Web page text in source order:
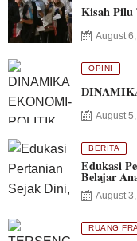
Kisah Pilu
August
OPINI
August
BERITA
Edukasi
Belajar
August
RUANG